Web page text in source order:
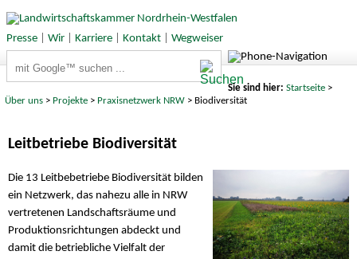
Presse| Wir| Karriere| Kontakt| Wegweiser
Sie sind hier: Startseite>
Über uns > Projekte > Praxisnetzwerk NRW > Biodiversität
Leitbetriebe Biodiversität
Die 13 Leitbebetriebe Biodiversität bilden
ein Netzwerk, das nahezu alle in NRW
vertretenen Landschaftsräume und
Produktionsrichtungen abdeckt und
damit die betriebliche Vielfalt der